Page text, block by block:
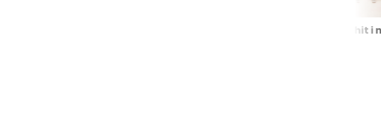
Amélie, nový český hit i napínaví Extraktoři: Oneplay v srpnu servíruje nálož, kterou si nenechte ujít